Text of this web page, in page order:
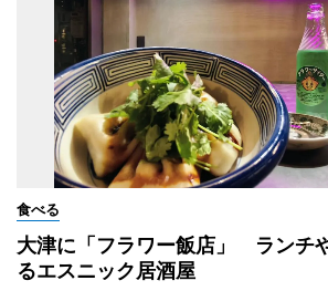
食べる
大津に「フラワー飯店」 ランチ
るエスニック居酒屋